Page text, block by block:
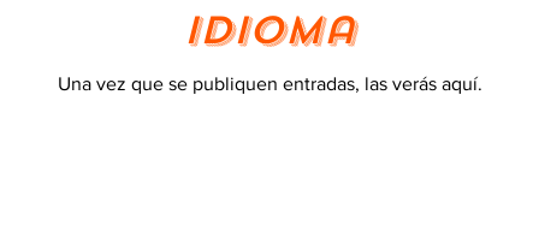
idioma
Una vez que se publiquen entradas, las verás aquí.